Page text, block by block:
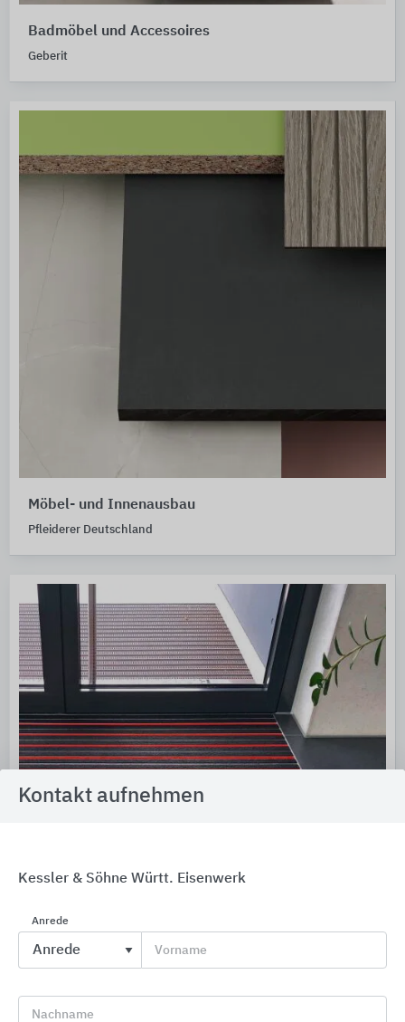
Badmöbel und Accessoires
Geberit
Möbel- und Innenausbau
Pfleiderer Deutschland
Kontakt aufnehmen
Kessler & Söhne Württ. Eisenwerk
Anrede
Vorname
Nachname